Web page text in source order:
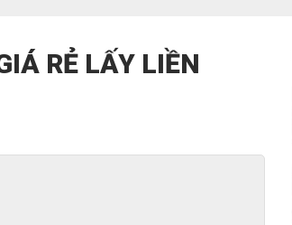
RẺ LẤY LIỀN